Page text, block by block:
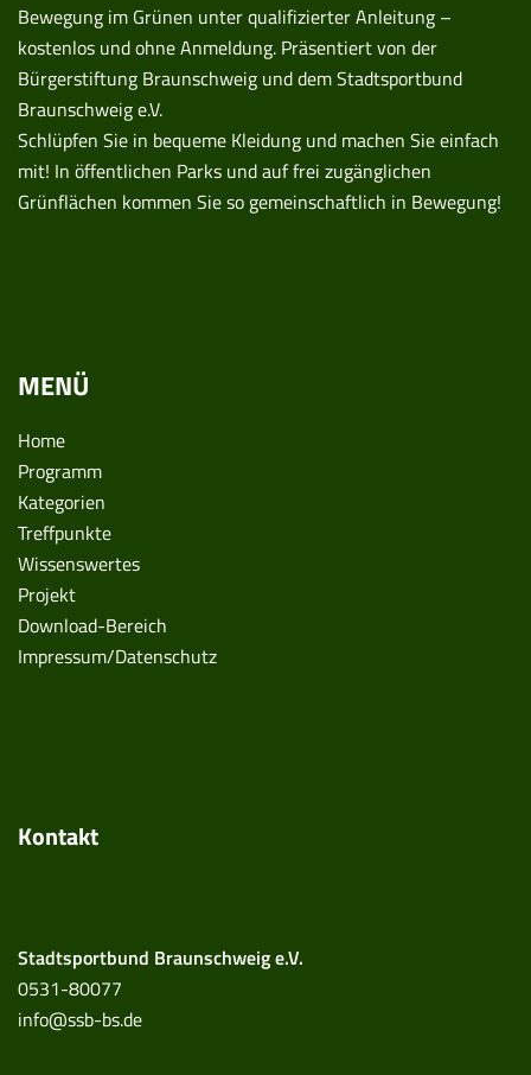
Bewegung im Grünen unter qualifizierter Anleitung –
kostenlos und ohne Anmeldung. Präsentiert von der
Bürgerstiftung Braunschweig und dem Stadtsportbund
Braunschweig e.V.
Schlüpfen Sie in bequeme Kleidung und machen Sie einfach
mit! In öffentlichen Parks und auf frei zugänglichen
Grünflächen kommen Sie so gemeinschaftlich in Bewegung!
MENÜ
Home
Programm
Kategorien
Treffpunkte
Wissenswertes
Projekt
Download-Bereich
Impressum/Datenschutz
Kontakt
Stadtsportbund Braunschweig e.V.
0531-80077
info@ssb-bs.de